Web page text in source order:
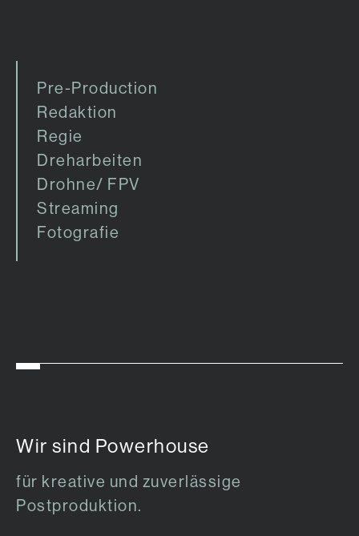
Pre-Production
Redaktion
Regie
Dreharbeiten
Drohne/ FPV
Streaming
Fotografie
Wir sind Powerhouse
für kreative und zuverlässige
Postproduktion.